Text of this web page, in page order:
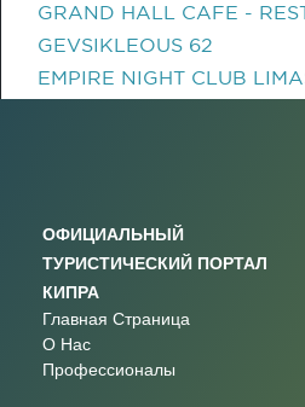
GRAND HALL CAFE -
GEVSIKLEOUS 62
EMPIRE NIGHT CLUB
ОФИЦИАЛЬНЫЙ
ТУРИСТИЧЕСКИЙ ПОРТАЛ
КИПРА
Главная Страница
О Нас
Профессионалы